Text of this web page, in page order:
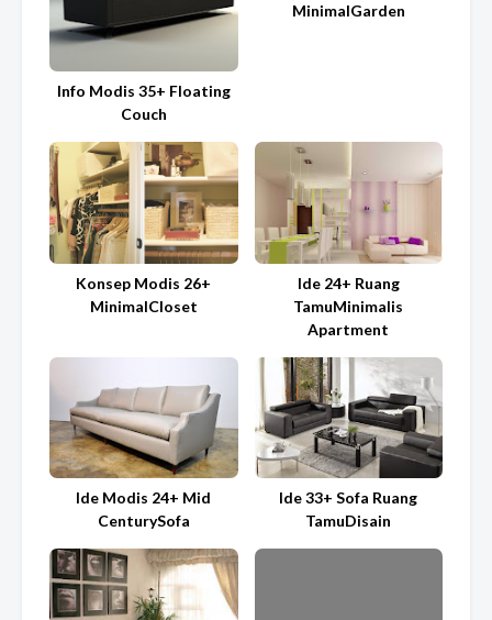
Info Modis 35+ Floating
Couch
MinimalGarden
Konsep Modis 26+
MinimalCloset
Ide 24+ Ruang
TamuMinimalis
Apartment
Ide Modis 24+ Mid
CenturySofa
Ide 33+ Sofa Ruang
TamuDisain